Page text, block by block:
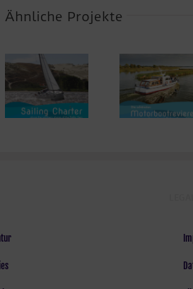
Ähnliche Projekte
Revierführer
Motorboot